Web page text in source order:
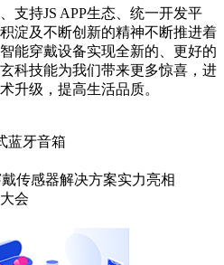
支持JS APP生态、统一开发平
淀及不断创新的精神不断推进着
能穿戴设备实现全新的、更好的
科技能为我们带来更多惊喜，进
升级，提高生活品质。
蓝牙音箱
传感器解决方案实力亮相
会